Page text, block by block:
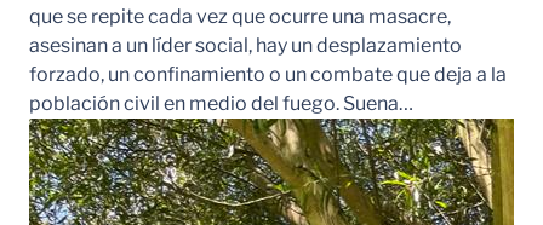
que se repite cada vez que ocurre una masacre,
asesinan a un líder social, hay un desplazamiento
forzado, un confinamiento o un combate que deja a la
población civil en medio del fuego. Suena…